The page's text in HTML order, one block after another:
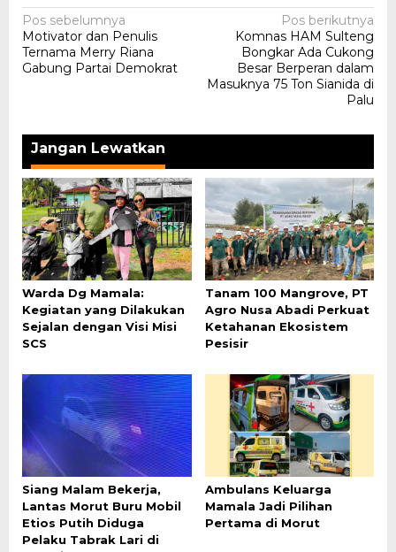
Navigasi
pos
Pos sebelumnya
Motivator dan Penulis
Ternama Merry Riana
Gabung Partai Demokrat
Pos berikutnya
Komnas HAM Sulteng
Bongkar Ada Cukong
Besar Berperan dalam
Masuknya 75 Ton Sianida di
Palu
Jangan Lewatkan
Warda Dg Mamala:
Kegiatan yang Dilakukan
Sejalan dengan Visi Misi
SCS
Tanam 100 Mangrove, PT
Agro Nusa Abadi Perkuat
Ketahanan Ekosistem
Pesisir
Siang Malam Bekerja,
Lantas Morut Buru Mobil
Etios Putih Diduga
Pelaku Tabrak Lari di
Ambulans Keluarga
Mamala Jadi Pilihan
Pertama di Morut